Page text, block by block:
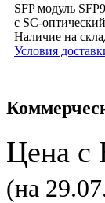
SFP модуль
с SC-
Наличие на
Условия
Цена
(на